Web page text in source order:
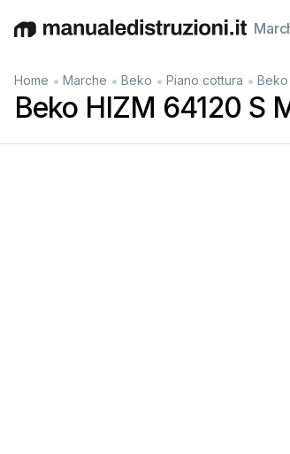
EnglishDeutschEspañol Italiano Français
Home • Marche • Beko • Piano cottura • Beko
Beko HIZM 64120 S